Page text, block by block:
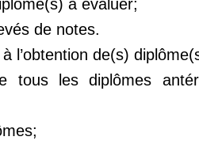
à évaluer;
de notes.
l’obtention de(s)
tous les diplômes